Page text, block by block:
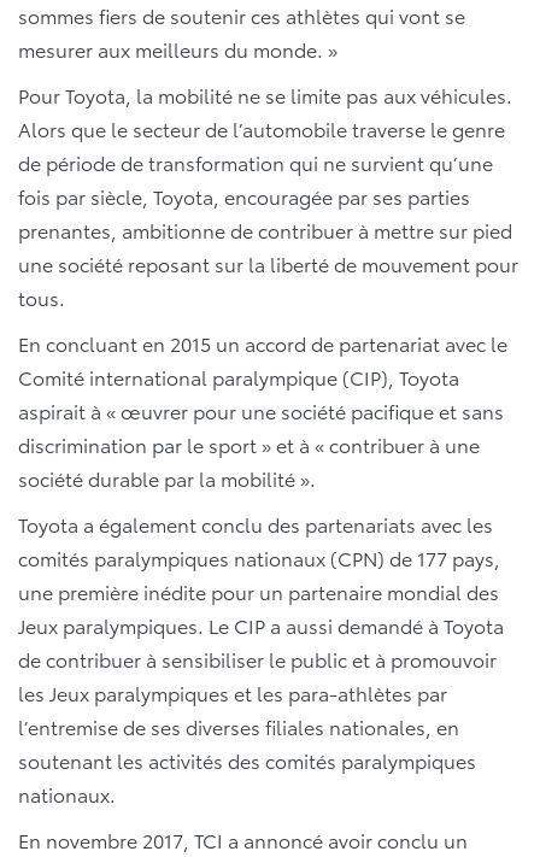
sommes fiers de soutenir ces athlètes qui vont se
mesurer aux meilleurs du monde. »
Pour Toyota, la mobilité ne se limite pas aux véhicules.
Alors que le secteur de l’automobile traverse le genre
de période de transformation qui ne survient qu’une
fois par siècle, Toyota, encouragée par ses parties
prenantes, ambitionne de contribuer à mettre sur pied
une société reposant sur la liberté de mouvement pour
tous.
En concluant en 2015 un accord de partenariat avec le
Comité international paralympique (CIP), Toyota
aspirait à « œuvrer pour une société pacifique et sans
discrimination par le sport » et à « contribuer à une
société durable par la mobilité ».
Toyota a également conclu des partenariats avec les
comités paralympiques nationaux (CPN) de 177 pays,
une première inédite pour un partenaire mondial des
Jeux paralympiques. Le CIP a aussi demandé à Toyota
de contribuer à sensibiliser le public et à promouvoir
les Jeux paralympiques et les para-athlètes par
l’entremise de ses diverses filiales nationales, en
soutenant les activités des comités paralympiques
nationaux.
En novembre 2017, TCI a annoncé avoir conclu un